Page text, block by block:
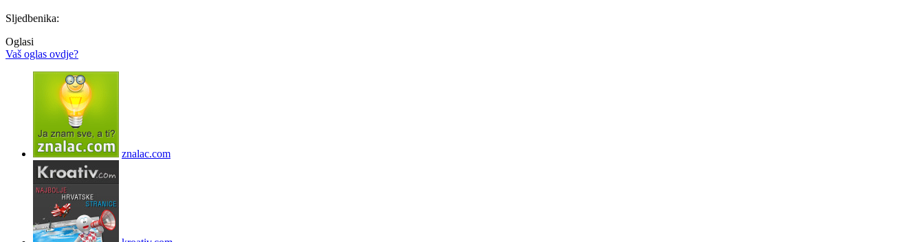
Sljedbenika:
Oglasi
Vaš oglas ovdje?
znalac.com